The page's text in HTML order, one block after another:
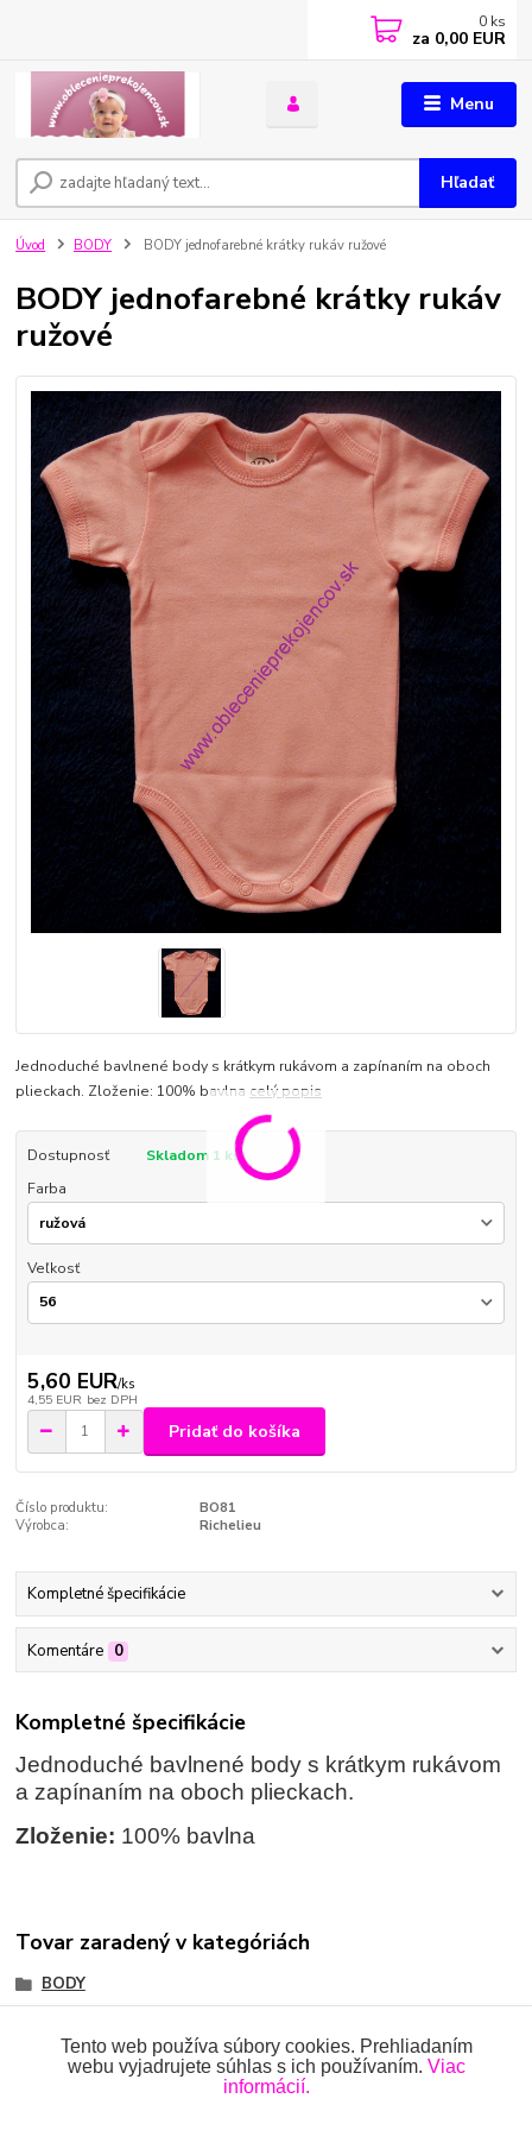
Menu
Hľadať
0 ks
za 0,00 EUR
Úvod BODY BODY jednofarebné krátky rukáv ružové
BODY jednofarebné krátky rukáv
ružové
Jednoduché bavlnené body s krátkym rukávom a zapínaním na oboch
plieckach. Zloženie: 100% bavlna celý popis
Dostupnosť
Skladom 1 ks
Farba
Veľkosť
5,60 EUR/ks
4,55 EUR bez DPH
Pridať do košíka
Číslo produktu:
BO81
Výrobca:
Richelieu
Kompletné špecifikácie
Komentáre 0
Kompletné špecifikácie
Jednoduché bavlnené body s krátkym rukávom
a zapínaním na oboch plieckach.
Zloženie: 100% bavlna
Tovar zaradený v kategóriách
BODY
Tento web používa súbory cookies. Prehliadaním
webu vyjadrujete súhlas s ich používaním. Viac
informácií.